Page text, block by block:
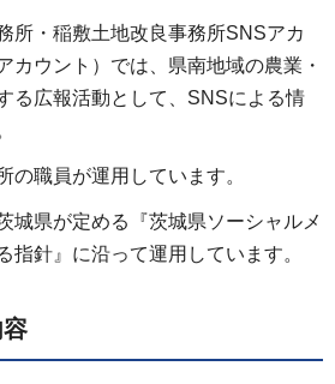
所・稲敷土地改良事務所SNSアカ
カウント）では、県南地域の農業・
る広報活動として、SNSによる情
の職員が運用しています。
城県が定める『茨城県ソーシャルメ
指針』に沿って運用しています。